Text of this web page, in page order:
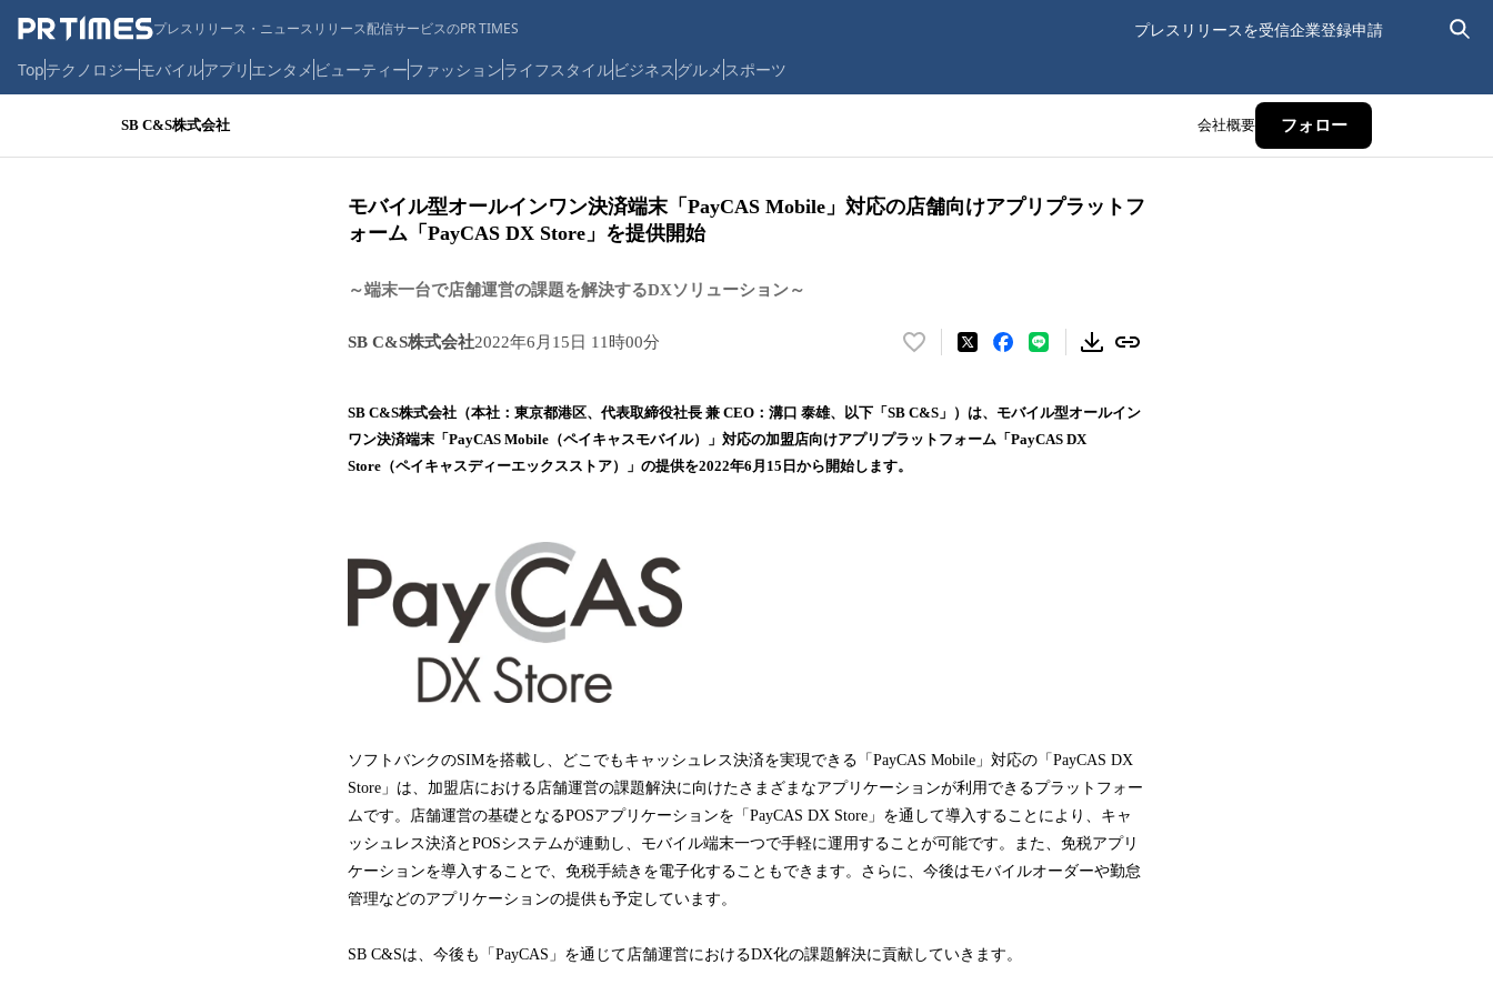
プレスリリース・ニュースリリース配信サービスのPR TIMES プレスリリースを受信企業登録申請
Topテクノロジーモバイルアプリ エンタメ ビューティーファッションライフスタイルビジネス グルメ スポーツ
SB C&S株式会社 会社概要 フォロー
モバイル型オールインワン決済端末「PayCAS Mobile」対応の店舗向けアプリプラットフ
ォーム「PayCAS DX Store」を提供開始
～端末一台で店舗運営の課題を解決するDXソリューション～
SB C&S株式会社2022年6月15日 11時00分
い
！
数
SB C&S株式会社（本社：東京都港区、代表取締役社長 兼 CEO：溝口 泰雄、以下「SB C&S」）は、モバイル型オールイン
ワン決済端末「PayCAS Mobile（ペイキャスモバイル）」対応の加盟店向けアプリプラットフォーム「PayCAS DX
Store（ペイキャスディーエックスストア）」の提供を2022年6月15日から開始します。
ソフトバンクのSIMを搭載し、どこでもキャッシュレス決済を実現できる「PayCAS Mobile」対応の「PayCAS DX
Store」は、加盟店における店舗運営の課題解決に向けたさまざまなアプリケーションが利用できるプラットフォー
ムです。店舗運営の基礎となるPOSアプリケーションを「PayCAS DX Store」を通して導入することにより、キャ
ッシュレス決済とPOSシステムが連動し、モバイル端末一つで手軽に運用することが可能です。また、免税アプリ
ケーションを導入することで、免税手続きを電子化することもできます。さらに、今後はモバイルオーダーや勤怠
管理などのアプリケーションの提供も予定しています。
SB C&Sは、今後も「PayCAS」を通じて店舗運営におけるDX化の課題解決に貢献していきます。